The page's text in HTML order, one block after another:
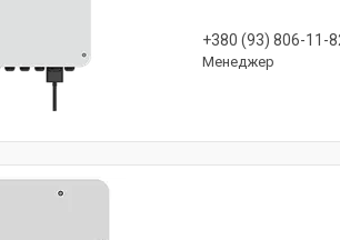
+380 (93) 806-11-
Менеджер